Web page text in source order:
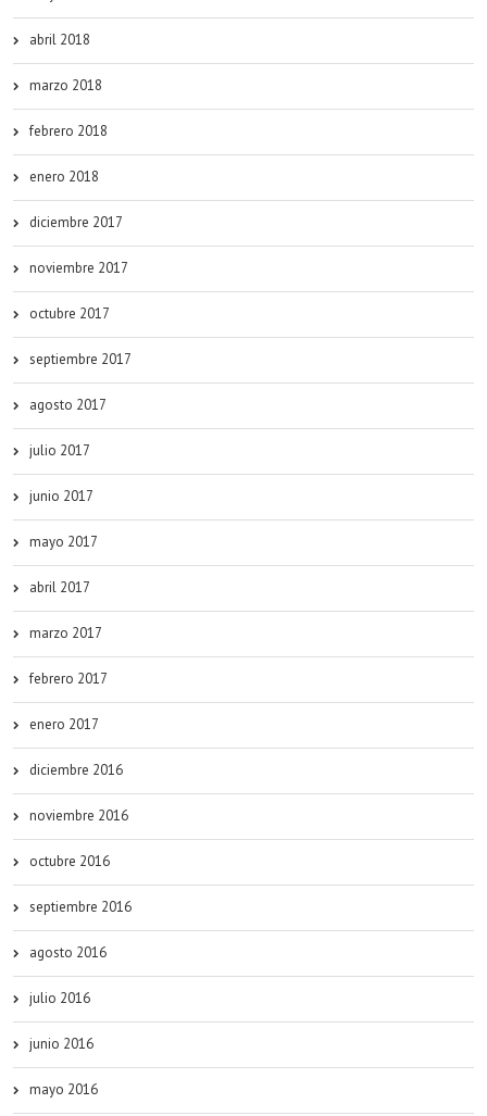
abril 2018
marzo 2018
febrero 2018
enero 2018
diciembre 2017
noviembre 2017
octubre 2017
septiembre 2017
agosto 2017
julio 2017
junio 2017
mayo 2017
abril 2017
marzo 2017
febrero 2017
enero 2017
diciembre 2016
noviembre 2016
octubre 2016
septiembre 2016
agosto 2016
julio 2016
junio 2016
mayo 2016